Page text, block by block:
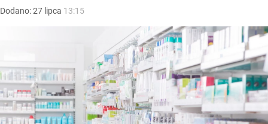
Dodano:27 lipca 13:15